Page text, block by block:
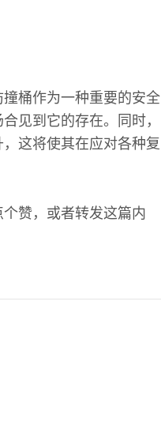
桶作为一种重要的安全
见到它的存在。同时，
这将使其在应对各种复
赞，或者转发这篇内